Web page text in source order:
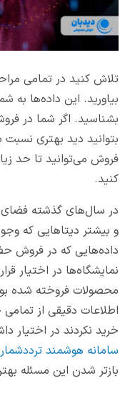
تلاش کنید در تمامی
بیاورید. این داده‌ها به
بشناسید. اگر شما در
بتوانید دید بهتری نسبت
فروش می‌توانید تا حد
کنید.
در سال‌های گذشته فضای
و بیشتر دیتاهایی که
داده‌هایی که در فروش
نمایشگاه‌ها در اختیار
محصولات فروخته شده
اطلاعات دقیقی از
خرید نکردند در اختیار
سامانه هوشمند
بازتر شدن این مسئله